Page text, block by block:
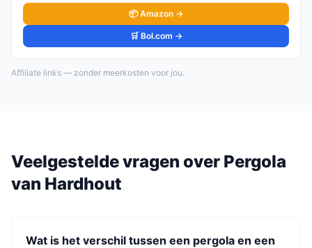
📦 Amazon →
🛒 Bol.com →
Affiliate links — zonder meerkosten voor jou.
Veelgestelde vragen over Pergola
van Hardhout
Wat is het verschil tussen een pergola en een